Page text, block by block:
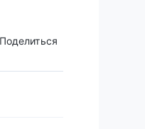
Поделиться